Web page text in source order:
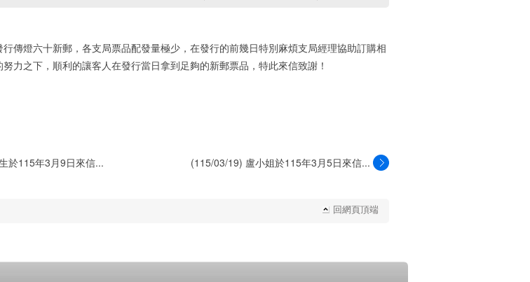
行傳燈六十新郵，各支局票品配發量極少，在發行的前幾日特別麻煩支局經理協助訂購相
力之下，順利的讓客人在發行當日拿到足夠的新郵票品，特此來信致謝！
於115年3月9日來信... (115/03/19) 盧小姐於115年3月5日來信...
回網頁頂端